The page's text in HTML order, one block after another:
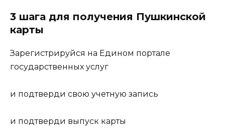
3 шага для получения Пушкинской
карты
Зарегистрируйся на Едином портале
государственных услуг
и подтверди свою учетную запись
и подтверди выпуск карты